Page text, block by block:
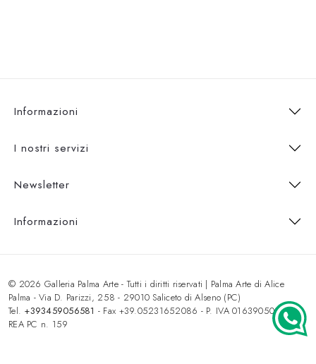
Informazioni
I nostri servizi
Newsletter
Informazioni
© 2026 Galleria Palma Arte - Tutti i diritti riservati | Palma Arte di Alice
Palma - Via D. Parizzi, 258 - 29010 Saliceto di Alseno (PC)
Tel. +393459056581 - Fax +39.05231652086 - P. IVA 01639050333 -
REA PC n. 159